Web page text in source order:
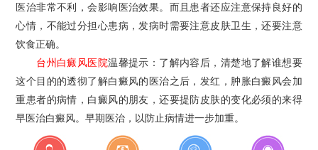
医治非常不利，会影响医治效果。而且患者还应注意保持良好的
心情，不能过分担心患病，发病时需要注意皮肤卫生，还要注意
饮食正确。
台州白癜风医院温馨提示：了解内容后，清楚地了解谁想要
这个目的的透彻了解白癜风的医治之后，发红，肿胀白癜风会加
重患者的病情，白癜风的朋友，还要提防皮肤的变化必须的来得
早医治白癜风。早期医治，以防止病情进一步加重。